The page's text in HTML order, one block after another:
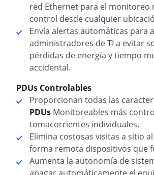
red Ethernet para el monitoreo
control desde cualquier
Envía alertas automáticas para
administradores de TI a evitar
pérdidas de energía y tiempo
accidental.
PDUs Controlables
Proporcionan todas las
PDUsMonitoreables más
tomacorrientes individuales.
Elimina costosas visitas a sitio
forma remota dispositivos que
Aumenta la autonomía de